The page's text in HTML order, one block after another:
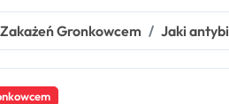
Gronkowcem Jaki